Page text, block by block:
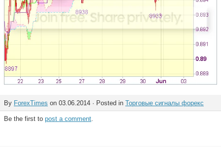
By ForexTimes on 03.06.2014 · Posted in Торговые сигналы форекс
Be the first to post a comment